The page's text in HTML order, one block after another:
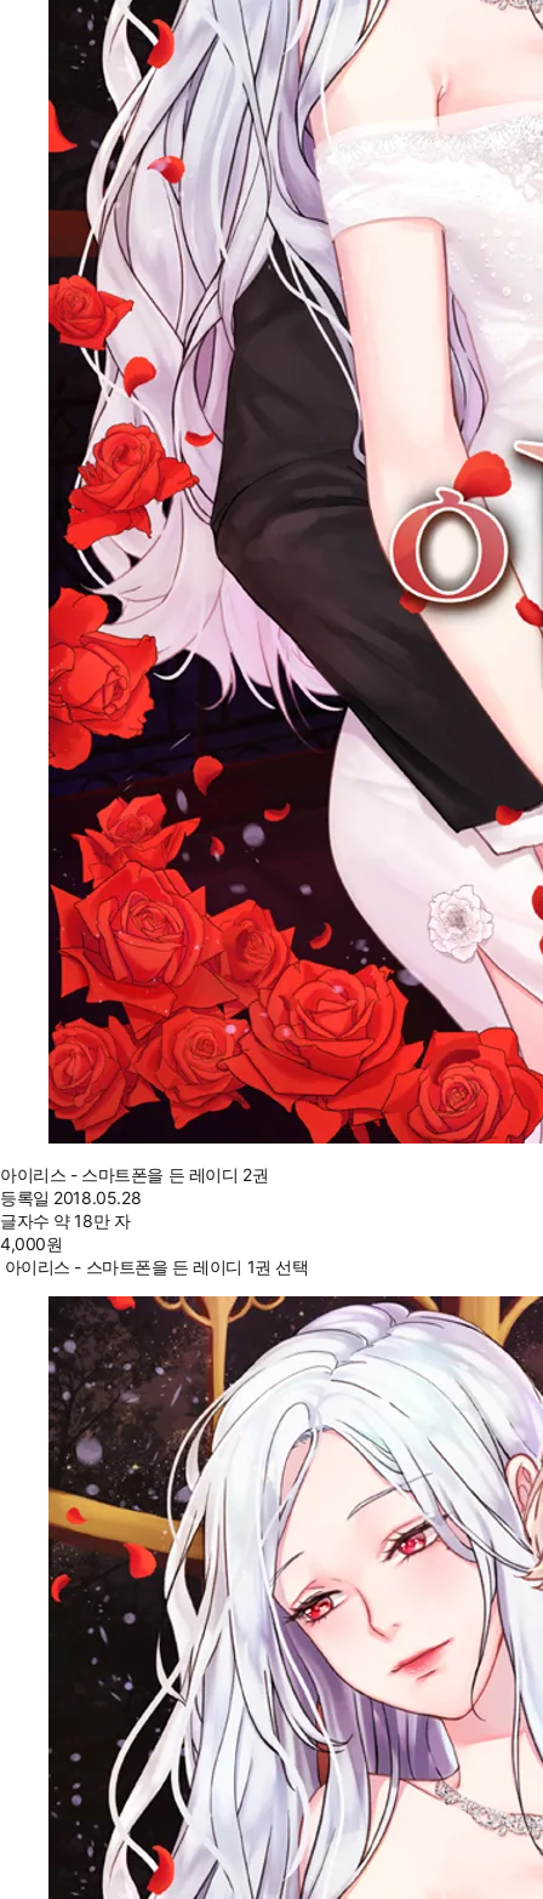
아이리스 - 스마트폰을 든 레이디 2권
등록일 2018.05.28
글자수 약 18만 자
4,000원
아이리스 - 스마트폰을 든 레이디 1권 선택